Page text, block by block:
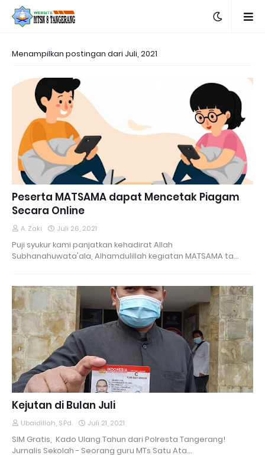
Menampilkan postingan dari Juli, 2021
Peserta MATSAMA dapat Mencetak Piagam
Secara Online
A. Zaki Juli 26, 2021
Puji syukur kami panjatkan kehadirat Allah
Subhanahuwata'ala, Alhamdulillah kegiatan MATSAMA ta…
Kejutan di Bulan Juli
Ubaidillah, S.Pd. Juli 21, 2021
SIM Gratis, Kado Ulang Tahun dari Polresta Tangerang!
Jurnalis Sekolah - Seorang guru MTs Satu Ata…